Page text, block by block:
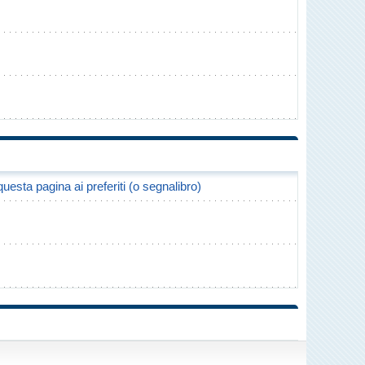
pagina ai preferiti (o segnalibro)